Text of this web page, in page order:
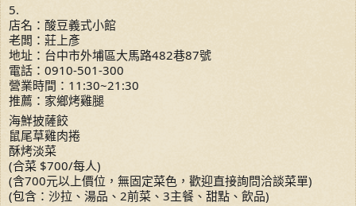
5.
店名：酸豆義式小館
老闆：莊上彥
地址：台中市外埔區大馬路482巷87號
電話：0910-501-300
營業時間：11:30~21:30
推薦：家鄉烤雞腿
海鮮披薩餃
鼠尾草雞肉捲
酥烤淡菜
(合菜 $700/每人)
(含700元以上價位，無固定菜色，歡迎直接詢問洽談菜單)
(包含：沙拉、湯品、2前菜、3主餐、甜點、飲品)